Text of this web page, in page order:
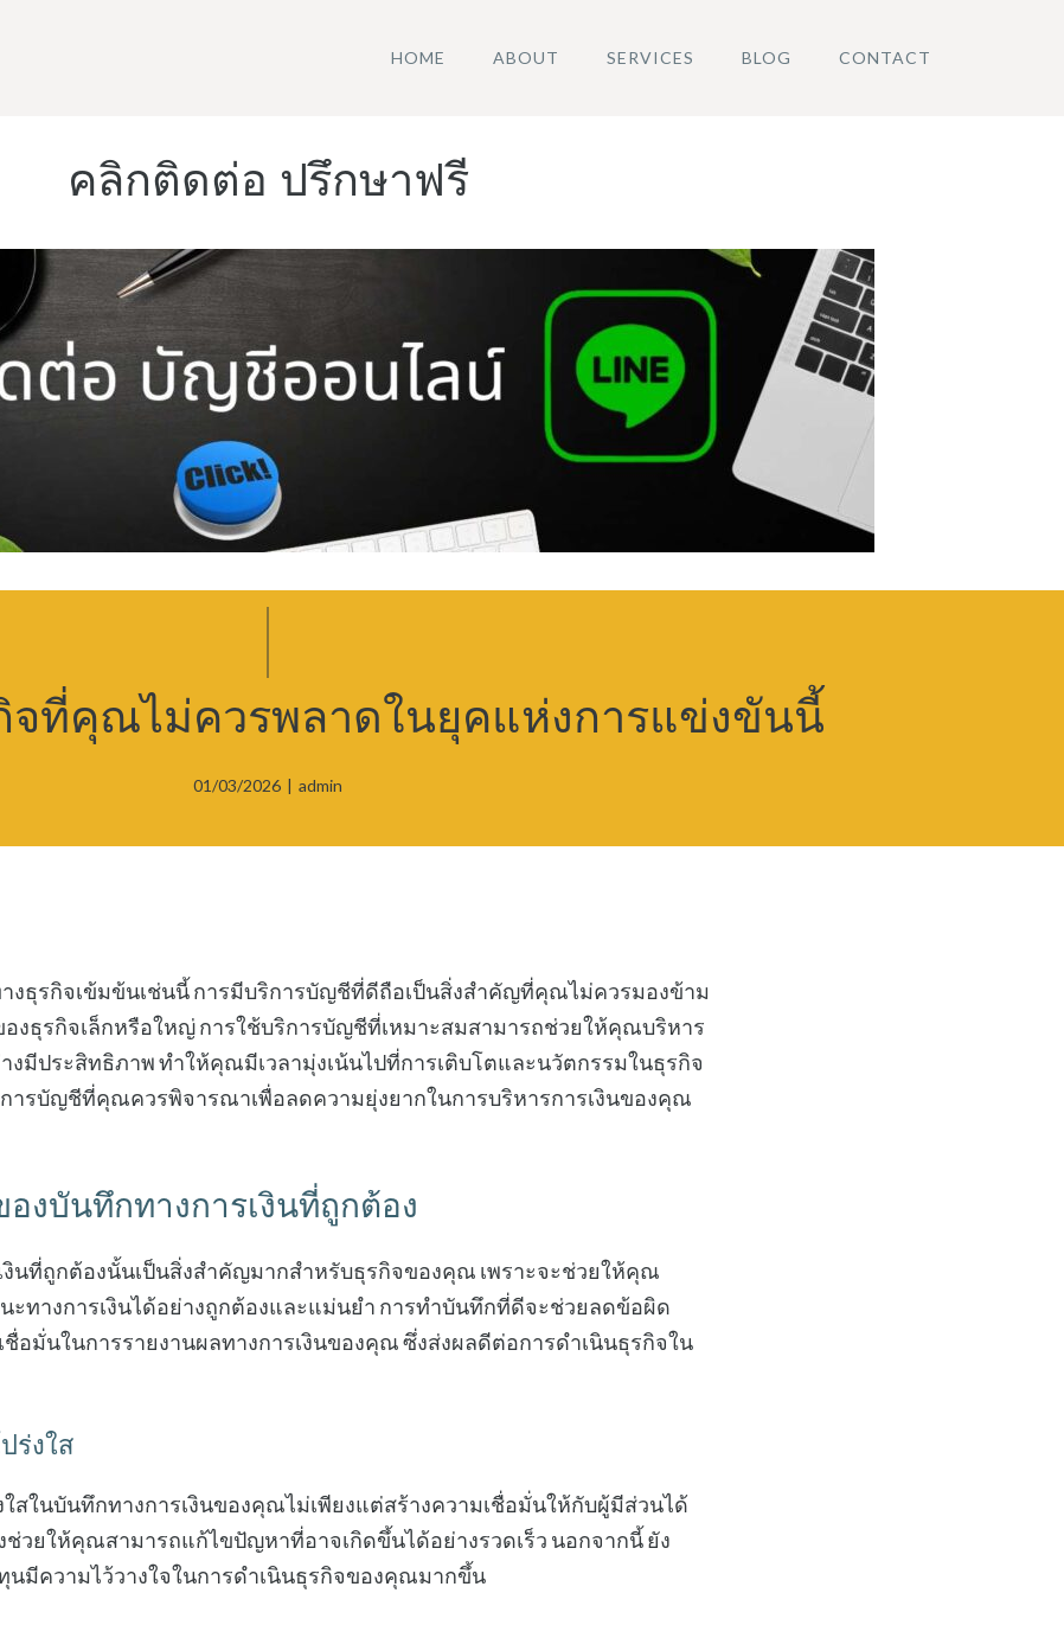
HOME ABOUT SERVICES BLOG CONTACT
คลิกติดต่อ ปรึกษาฟรี
ที่คุณไม่ควรพลาดในยุคแห่งการแข่งขันนี้
01/03/2026 | admin
งธุรกิจเข้มข้นเช่นนี้ การมีบริการบัญชีที่ดีถือเป็นสิ่งสำคัญที่คุณไม่ควรมองข้าม
องธุรกิจเล็กหรือใหญ่ การใช้บริการบัญชีที่เหมาะสมสามารถช่วยให้คุณบริหาร
งมีประสิทธิภาพ ทำให้คุณมีเวลามุ่งเน้นไปที่การเติบโตและนวัตกรรมในธุรกิจ
ารบัญชีที่คุณควรพิจารณาเพื่อลดความยุ่งยากในการบริหารการเงินของคุณ
งบันทึกทางการเงินที่ถูกต้อง
งินที่ถูกต้องนั้นเป็นสิ่งสำคัญมากสำหรับธุรกิจของคุณ เพราะจะช่วยให้คุณ
ะทางการเงินได้อย่างถูกต้องและแม่นยำ การทำบันทึกที่ดีจะช่วยลดข้อผิด
อมั่นในการรายงานผลทางการเงินของคุณ ซึ่งส่งผลดีต่อการดำเนินธุรกิจใน
ร่งใส
สในบันทึกทางการเงินของคุณไม่เพียงแต่สร้างความเชื่อมั่นให้กับผู้มีส่วนได้
ช่วยให้คุณสามารถแก้ไขปัญหาที่อาจเกิดขึ้นได้อย่างรวดเร็ว นอกจากนี้ ยัง
นมีความไว้วางใจในการดำเนินธุรกิจของคุณมากขึ้น